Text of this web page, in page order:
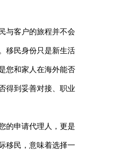
与客户的旅程并不会
移民身份只是新生活
您和家人在海外能否
得到妥善对接、职业
的申请代理人，更是
移民，意味着选择一